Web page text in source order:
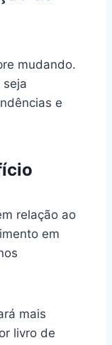
mudando.
seja
e
relação ao
em
mais
livro de